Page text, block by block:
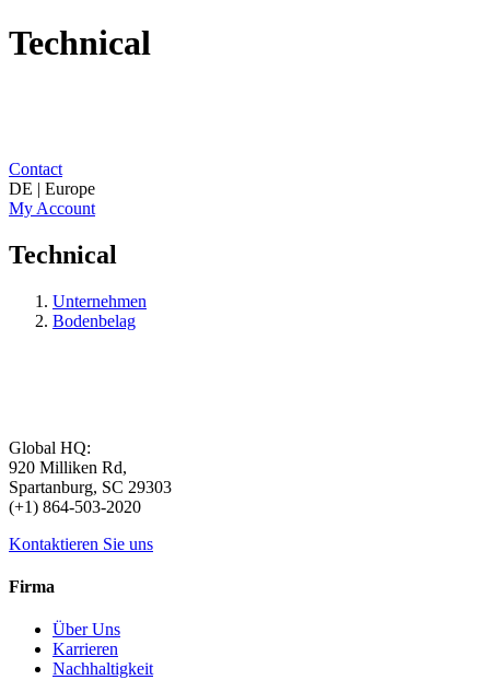
Technical
Contact
DE | Europe
My Account
Technical
Unternehmen
Bodenbelag
Global HQ:
920 Milliken Rd,
Spartanburg, SC 29303
(+1) 864-503-2020
Kontaktieren Sie uns
Firma
Über Uns
Karrieren
Nachhaltigkeit